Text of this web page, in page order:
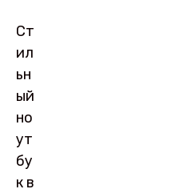
Ст
ил
ьн
ый
но
ут
бу
к в